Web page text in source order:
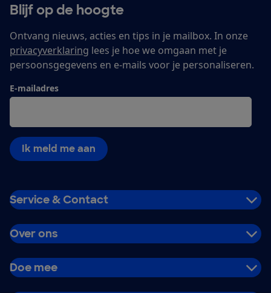
Blijf op de hoogte
Ontvang nieuws, acties en tips in je mailbox. In onze
privacyverklaring lees je hoe we omgaan met je
persoonsgegevens en e-mails voor je personaliseren.
E-mailadres
Ik meld me aan
Service & Contact
Over ons
Doe mee